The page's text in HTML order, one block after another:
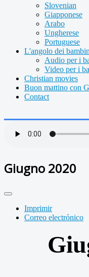
Slovenian
Giapponese
Arabo
Ungherese
Portuguese
L'angolo dei
Audio per i
Video per i
Christian movies
Buon mattino con
Contact
Giugno 2020
Imprimir
Correo electrónico